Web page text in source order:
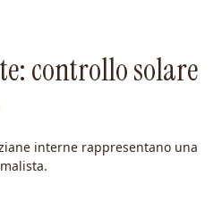
controllo solare
interne rappresentano una